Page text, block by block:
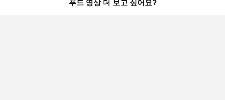
푸드 영상 더 보고 싶어요?